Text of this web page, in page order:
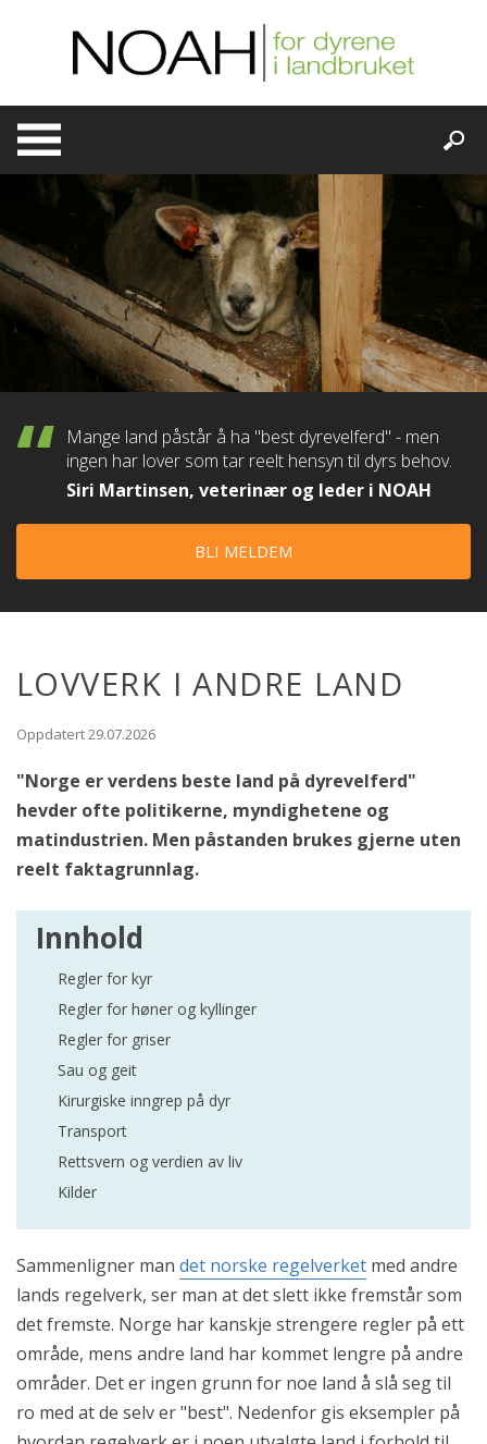
Mange land påstår å ha "best dyrevelferd" - men
ingen har lover som tar reelt hensyn til dyrs behov.
Siri Martinsen, veterinær og leder i NOAH
BLI MELDEM
LOVVERK I ANDRE LAND
Oppdatert 29.07.2026
"Norge er verdens beste land på dyrevelferd"
hevder ofte politikerne, myndighetene og
matindustrien. Men påstanden brukes gjerne uten
reelt faktagrunnlag.
Innhold
Regler for kyr
Regler for høner og kyllinger
Regler for griser
Sau og geit
Kirurgiske inngrep på dyr
Transport
Rettsvern og verdien av liv
Kilder
Sammenligner man det norske regelverket med andre
lands regelverk, ser man at det slett ikke fremstår som
det fremste. Norge har kanskje strengere regler på ett
område, mens andre land har kommet lengre på andre
områder. Det er ingen grunn for noe land å slå seg til
ro med at de selv er "best". Nedenfor gis eksempler på